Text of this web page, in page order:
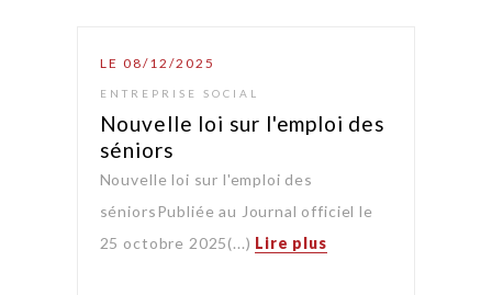
LE 08/12/2025
ENTREPRISE SOCIAL
Nouvelle loi sur l'emploi des
séniors
Nouvelle loi sur l'emploi des
séniorsPubliée au Journal officiel le
25 octobre 2025(...) Lire plus